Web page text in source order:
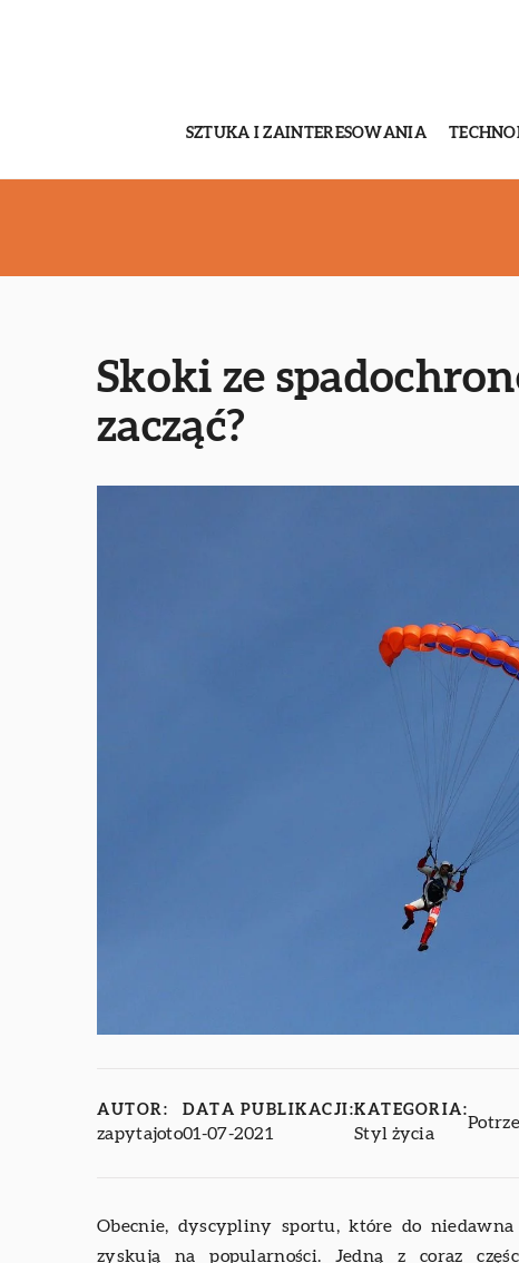
SZTUKA I ZAINTERESOWANIA
Skoki ze
zacząć?
AUTOR:
zapytajoto
DATA PUBLIKACJI:
01-07-2021
KATEGORIA:
Styl życia
Obecnie, dyscypliny sportu, które do
zyskują na popularności. Jedną z coraz